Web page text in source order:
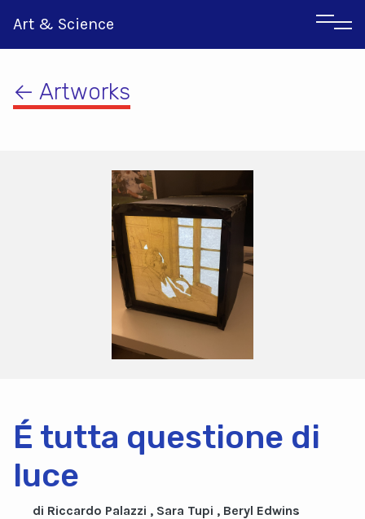
Art & Science
Ιταλικα
← Artworks
É tutta questione di
luce
di Riccardo Palazzi , Sara Tupi , Beryl Edwins